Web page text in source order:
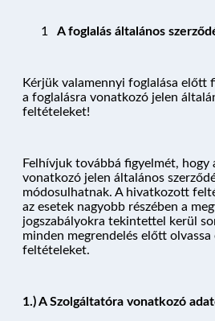
A foglalás általános
Kérjük valamennyi foglalása előtt
a foglalásra vonatkozó jelen
feltételeket!
Felhívjuk továbbá figyelmét, hogy
vonatkozó jelen általános
módosulhatnak. A hivatkozott
az esetek nagyobb részében a
jogszabályokra tekintettel kerül
minden megrendelés előtt olvassa
feltételeket.
1.) A Szolgáltatóra vonatkozó